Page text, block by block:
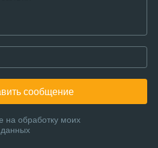
сообщение
на обработку моих